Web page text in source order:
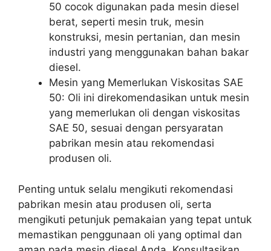
50 cocok digunakan pada mesin diesel
berat, seperti mesin truk, mesin
konstruksi, mesin pertanian, dan mesin
industri yang menggunakan bahan bakar
diesel.
Mesin yang Memerlukan Viskositas SAE
50: Oli ini direkomendasikan untuk mesin
yang memerlukan oli dengan viskositas
SAE 50, sesuai dengan persyaratan
pabrikan mesin atau rekomendasi
produsen oli.
Penting untuk selalu mengikuti rekomendasi
pabrikan mesin atau produsen oli, serta
mengikuti petunjuk pemakaian yang tepat untuk
memastikan penggunaan oli yang optimal dan